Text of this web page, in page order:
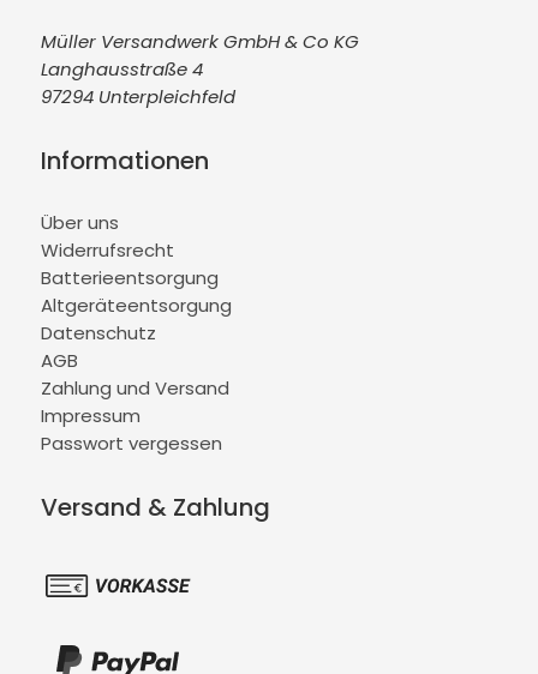
Müller Versandwerk GmbH & Co KG
Langhausstraße 4
97294 Unterpleichfeld
Informationen
Über uns
Widerrufsrecht
Batterieentsorgung
Altgeräteentsorgung
Datenschutz
AGB
Zahlung und Versand
Impressum
Passwort vergessen
Versand & Zahlung